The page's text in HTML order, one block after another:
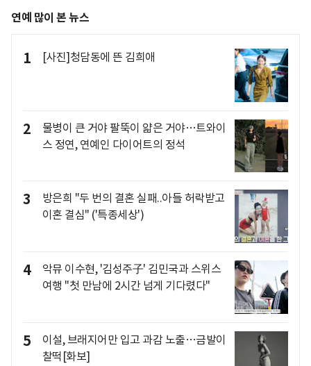
연예 많이 본 뉴스
1 [사진]청담동에 뜬 김희애
2
물병이 큰 거야 팔뚝이 얇은 거야…트와이
스 정연, 연예인 다이어트의 정석
3
방은희 "두 번의 결혼 실패..아들 허락받고
이혼 결심" ('특종세상')
4
악뮤 이수현, '김성주子' 김민국과 스위스
여행 "첫 만남에 2시간 넘게 기다렸다"
5
이설, 브래지어만 입고 과감 노출…금발이
찰떡[화보]